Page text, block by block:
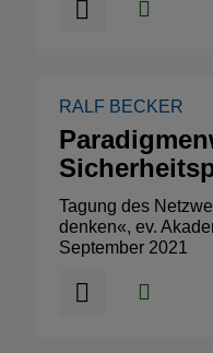
RALF BECKER
Tagung des
denken«, ev.
September 2021